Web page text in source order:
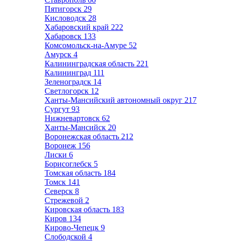
Пятигорск 29
Кисловодск 28
Хабаровский край 222
Хабаровск 133
Комсомольск-на-Амуре 52
Амурск 4
Калининградская область 221
Калининград 111
Зеленоградск 14
Светлогорск 12
Ханты-Мансийский автономный округ 217
Сургут 93
Нижневартовск 62
Ханты-Мансийск 20
Воронежская область 212
Воронеж 156
Лиски 6
Борисоглебск 5
Томская область 184
Томск 141
Северск 8
Стрежевой 2
Кировская область 183
Киров 134
Кирово-Чепецк 9
Слободской 4